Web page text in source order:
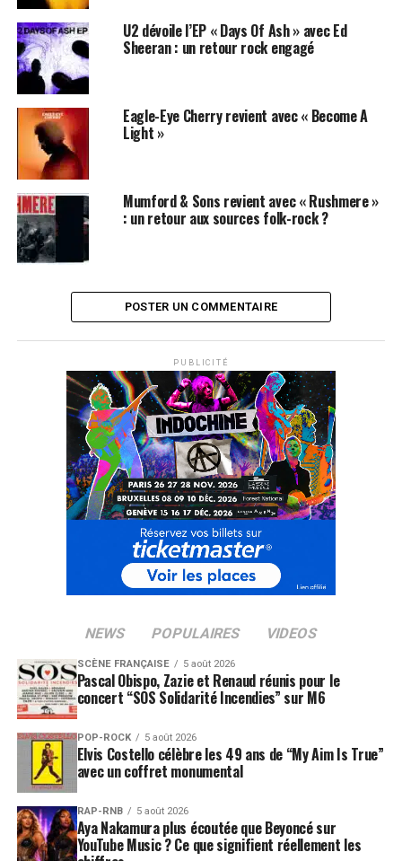
U2 dévoile l’EP « Days Of Ash » avec Ed
Sheeran : un retour rock engagé
Eagle-Eye Cherry revient avec « Become A
Light »
Mumford & Sons revient avec « Rushmere »
: un retour aux sources folk-rock ?
POSTER UN COMMENTAIRE
PUBLICITÉ
NEWS POPULAIRES VIDEOS
SCÈNE FRANÇAISE 5 août 2026
Pascal Obispo, Zazie et Renaud réunis pour le
concert “SOS Solidarité Incendies” sur M6
POP-ROCK 5 août 2026
Elvis Costello célèbre les 49 ans de “My Aim Is True”
avec un coffret monumental
RAP-RNB 5 août 2026
Aya Nakamura plus écoutée que Beyoncé sur
YouTube Music ? Ce que signifient réellement les